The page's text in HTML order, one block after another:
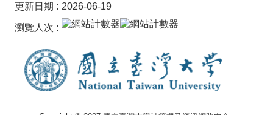
更新日期 2026-06-19
瀏覽人次